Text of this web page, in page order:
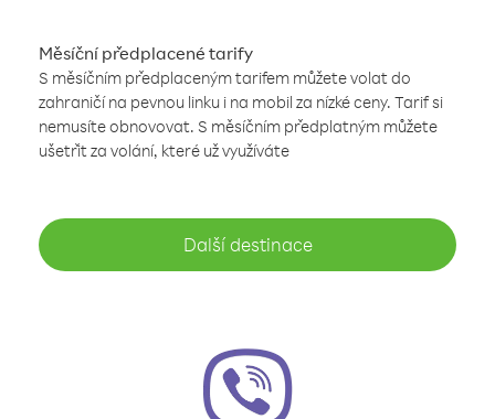
Měsíční předplacené tarify
S měsíčním předplaceným tarifem můžete volat do
zahraničí na pevnou linku i na mobil za nízké ceny. Tarif si
nemusíte obnovovat. S měsíčním předplatným můžete
ušetřit za volání, které už využíváte
Další destinace